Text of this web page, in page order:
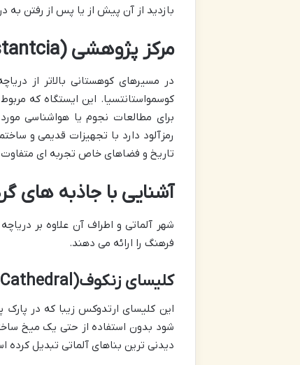
بازدید از آن پیش از یا پس از رفتن به
مرکز پژوهشی (Kosmostantcia)
در مسیرهای کوهستانی بالاتر از
کوسمواستانتسیا. این ایستگاه که
برای مطالعات نجوم یا هواشناسی
رمزآلود دارد با تجهیزات قدیمی و
تاریخ و فضاهای خاص تجربه ای متفاوت
آشنایی با جاذبه های
شهر آلماتی و اطراف آن علاوه بر
فرهنگ را ارائه می دهند.
کلیسای زنکوف(Zenkov Cathedral)
این کلیسای ارتدوکس زیبا که در
شود بدون استفاده از حتی یک میخ
دیدنی ترین بناهای آلماتی تبدیل کرده